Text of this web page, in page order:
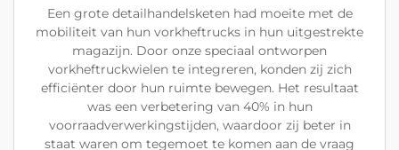
Een grote detailhandelsketen had moeite met de
mobiliteit van hun vorkheftrucks in hun uitgestrekte
magazijn. Door onze speciaal ontworpen
vorkheftruckwielen te integreren, konden zij zich
efficiënter door hun ruimte bewegen. Het resultaat
was een verbetering van 40% in hun
voorraadverwerkingstijden, waardoor zij beter in
staat waren om tegemoet te komen aan de vraag